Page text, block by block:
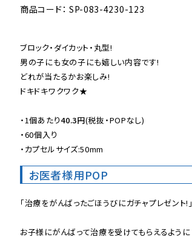
商品コード： SP-083-4230-123
ブロック・ダイカット・丸型!
男の子にも女の子にも嬉しい内容です!
どれが当たるかお楽しみ!
ドキドキワクワク★
・1個あたり40.3円(税抜・POPなし)
・60個入り
・カプセルサイズ:50mm
お医者様用POP
「治療をがんばったごほうびにガチャプレゼント!」
お子様にがんばって治療を受けてもらえるように